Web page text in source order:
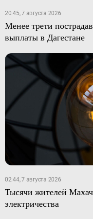
20:45, 7 августа 2026
Менее трети
выплаты в Дагестане
02:44, 7 августа 2026
Тысячи жителей
электричества